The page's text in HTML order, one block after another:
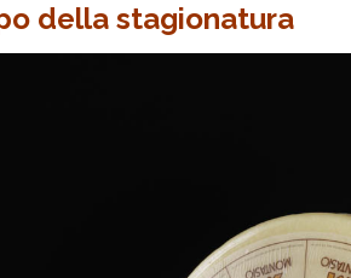
della stagionatura